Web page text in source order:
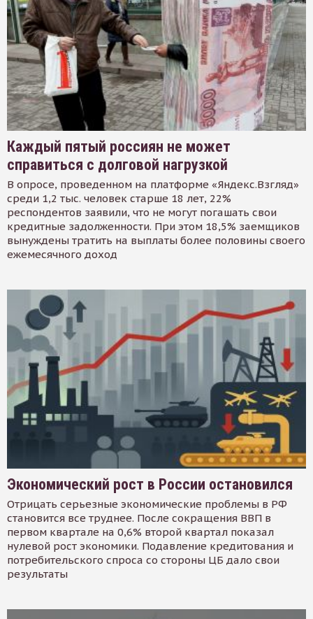
Каждый пятый россиян не может
справиться с долговой нагрузкой
В опросе, проведенном на платформе «Яндекс.Взгляд»
среди 1,2 тыс. человек старше 18 лет, 22%
респондентов заявили, что не могут погашать свои
кредитные задолженности. При этом 18,5% заемщиков
вынуждены тратить на выплаты более половины своего
ежемесячного доход
Экономический рост в России остановился
Отрицать серьезные экономические проблемы в РФ
становится все труднее. После сокращения ВВП в
первом квартале на 0,6% второй квартал показал
нулевой рост экономики. Подавление кредитования и
потребительского спроса со стороны ЦБ дало свои
результаты